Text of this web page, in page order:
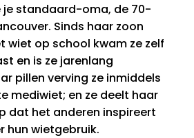
je standaard-oma, de 70-
Sinds haar zoon
wiet op school kwam ze zelf
en is ze jarenlang
pillen verving ze inmiddels
mediwiet; en ze deelt haar
dat het anderen inspireert
hun wietgebruik.